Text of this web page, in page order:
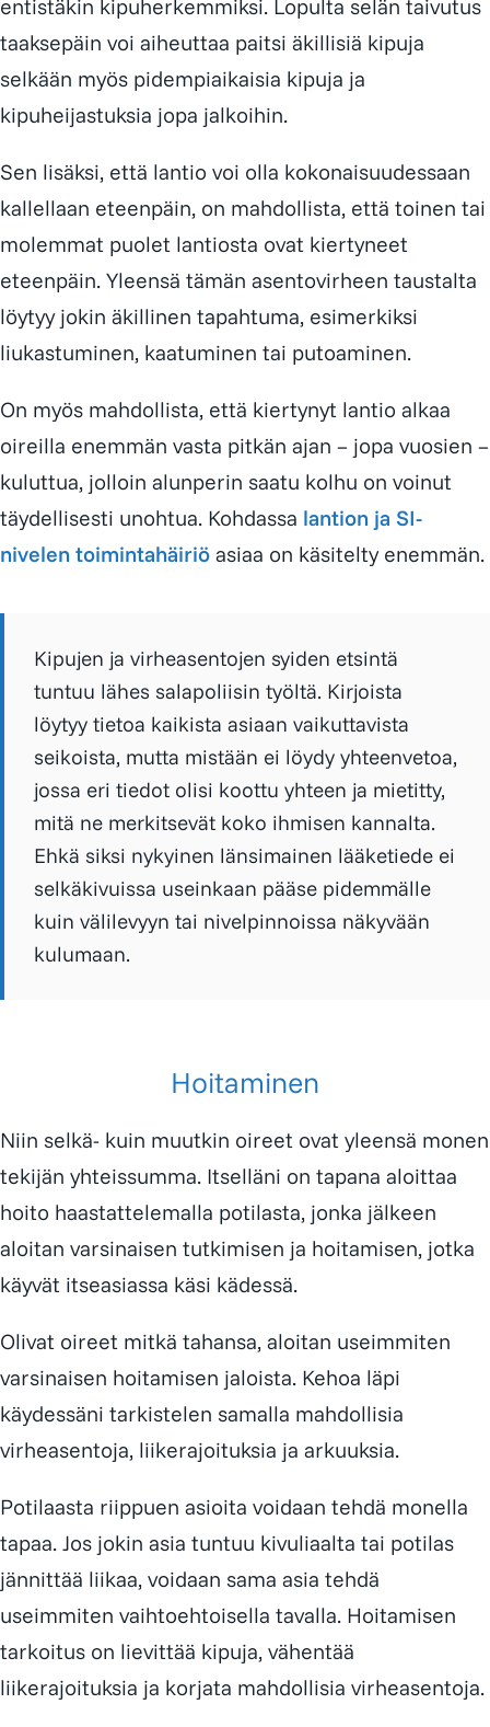
entistäkin kipuherkemmiksi. Lopulta selän taivutus
taaksepäin voi aiheuttaa paitsi äkillisiä kipuja
selkään myös pidempiaikaisia kipuja ja
kipuheijastuksia jopa jalkoihin.
Sen lisäksi, että lantio voi olla kokonaisuudessaan
kallellaan eteenpäin, on mahdollista, että toinen tai
molemmat puolet lantiosta ovat kiertyneet
eteenpäin. Yleensä tämän asentovirheen taustalta
löytyy jokin äkillinen tapahtuma, esimerkiksi
liukastuminen, kaatuminen tai putoaminen.
On myös mahdollista, että kiertynyt lantio alkaa
oireilla enemmän vasta pitkän ajan – jopa vuosien –
kuluttua, jolloin alunperin saatu kolhu on voinut
täydellisesti unohtua. Kohdassa lantion ja SI-
nivelen toimintahäiriö asiaa on käsitelty enemmän.
Kipujen ja virheasentojen syiden etsintä
tuntuu lähes salapoliisin työltä. Kirjoista
löytyy tietoa kaikista asiaan vaikuttavista
seikoista, mutta mistään ei löydy yhteenvetoa,
jossa eri tiedot olisi koottu yhteen ja mietitty,
mitä ne merkitsevät koko ihmisen kannalta.
Ehkä siksi nykyinen länsimainen lääketiede ei
selkäkivuissa useinkaan pääse pidemmälle
kuin välilevyyn tai nivelpinnoissa näkyvään
kulumaan.
Hoitaminen
Niin selkä- kuin muutkin oireet ovat yleensä monen
tekijän yhteissumma. Itselläni on tapana aloittaa
hoito haastattelemalla potilasta, jonka jälkeen
aloitan varsinaisen tutkimisen ja hoitamisen, jotka
käyvät itseasiassa käsi kädessä.
Olivat oireet mitkä tahansa, aloitan useimmiten
varsinaisen hoitamisen jaloista. Kehoa läpi
käydessäni tarkistelen samalla mahdollisia
virheasentoja, liikerajoituksia ja arkuuksia.
Potilaasta riippuen asioita voidaan tehdä monella
tapaa. Jos jokin asia tuntuu kivuliaalta tai potilas
jännittää liikaa, voidaan sama asia tehdä
useimmiten vaihtoehtoisella tavalla. Hoitamisen
tarkoitus on lievittää kipuja, vähentää
liikerajoituksia ja korjata mahdollisia virheasentoja.